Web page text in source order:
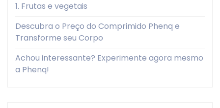
1. Frutas e vegetais
Descubra o Preço do Comprimido Phenq e
Transforme seu Corpo
Achou interessante? Experimente agora mesmo
a Phenq!